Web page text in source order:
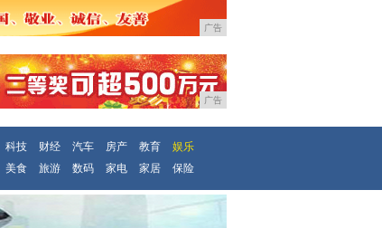
广告
广告
科技 财经 汽车 房产 教育
娱乐
美食
旅游 数码 家电 家居 保险